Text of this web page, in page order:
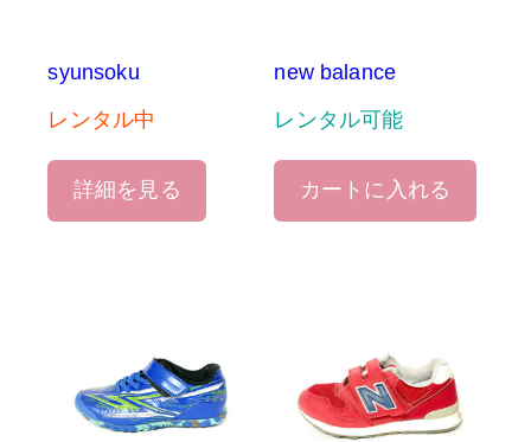
syunsoku
レンタル中
詳細を見る
new balance
レンタル可能
カートに入れる